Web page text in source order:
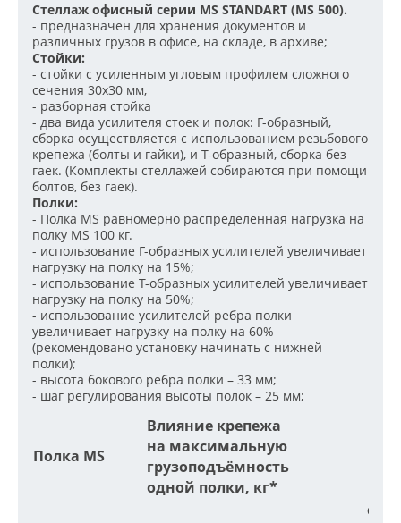
Стеллаж офисный серии MS STANDART (MS 500).
- предназначен для хранения документов и
различных грузов в офисе, на складе, в архиве;
Стойки:
- стойки с усиленным угловым профилем сложного
сечения 30х30 мм,
- разборная стойка
- два вида усилителя стоек и полок: Г-образный,
сборка осуществляется с использованием резьбового
крепежа (болты и гайки), и Т-образный, сборка без
гаек. (Комплекты стеллажей собираются при помощи
болтов, без гаек).
Полки:
- Полка MS равномерно распределенная нагрузка на
полку MS 100 кг.
- использование Г-образных усилителей увеличивает
нагрузку на полку на 15%;
- использование Т-образных усилителей увеличивает
нагрузку на полку на 50%;
- использование усилителей ребра полки
увеличивает нагрузку на полку на 60%
(рекомендовано установку начинать с нижней
полки);
- высота бокового ребра полки – 33 мм;
- шаг регулирования высоты полок – 25 мм;
Полка MS
Влияние крепежа
на максимальную
грузоподъёмность
одной полки, кг*
с